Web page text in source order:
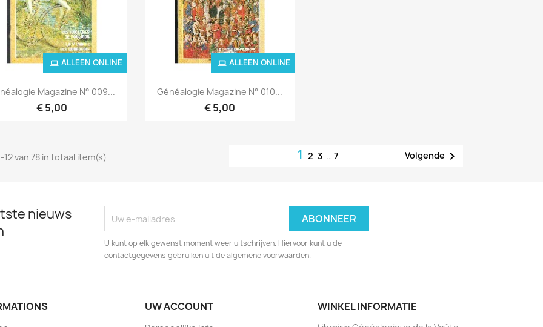
Snel bekijken
Magazine N° 009...
€ 5,00
ALLEEN ONLINE
Snel bekijken
Généalogie Magazine N° 010...
€ 5,00
ALLEEN ONLINE
12 van 78 in totaal item(s) 1 2 3 … 7 Volgende 
nieuws
U kunt op elk gewenst moment weer uitschrijven. Hiervoor kunt u de
contactgegevens gebruiken uit de algemene voorwaarden.
UW ACCOUNT WINKEL INFORMATIE